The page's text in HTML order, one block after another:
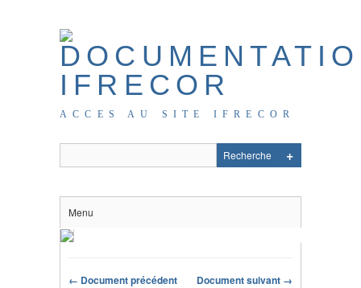
ACCES AU SITE IFRECOR
Menu
← Document précédent Document suivant →